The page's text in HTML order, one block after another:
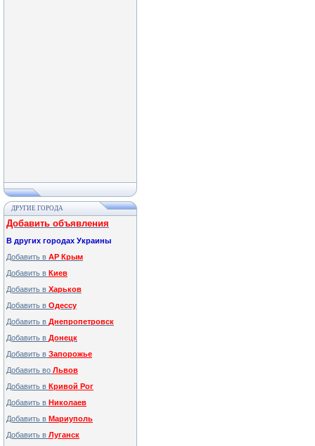
ДРУГИЕ ГОРОДА
Добавить объявления
В других городах Украины
Добавить в АР Крым
Добавить в Киев
Добавить в Харьков
Добавить в Одессу
Добавить в Днепропетровск
Добавить в Донецк
Добавить в Запорожье
Добавить во Львов
Добавить в Кривой Рог
Добавить в Николаев
Добавить в Мариуполь
Добавить в Луганск